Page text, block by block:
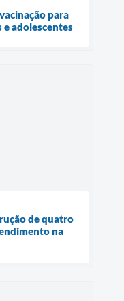
para
e adolescentes
de quatro
na